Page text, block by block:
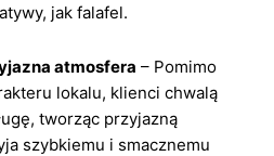
jak falafel.
atmosfera – Pomimo
lokalu, klienci chwalą
tworząc przyjazną
szybkiemu i smacznemu